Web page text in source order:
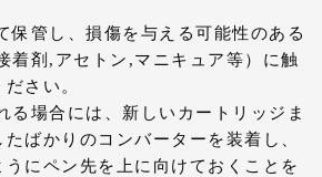
保管し、損傷を与える可能性のある
着剤,アセトン,マニキュア等）に触
さい。
る場合には、新しいカートリッジま
ばかりのコンバーターを装着し、
にペン先を上に向けておくことを